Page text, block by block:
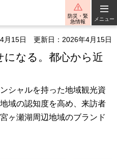
防災・緊
急情報
メニュー
月15日 更新日：2026年4月15日
になる。都心から近
シャルを持った地域観光資
域の認知度を高め、来訪者
ヶ瀬湖周辺地域のブランド